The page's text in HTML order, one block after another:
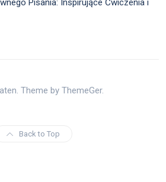
Pisania: Inspirujące Ćwiczenia i
Theme by ThemeGer.
Back to Top